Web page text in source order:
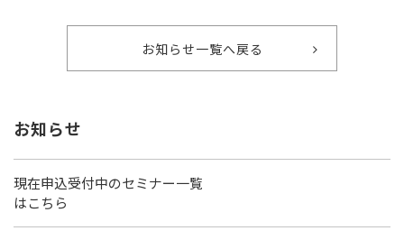
お知らせ一覧へ戻る
お知らせ
現在申込受付中のセミナー一覧
はこちら